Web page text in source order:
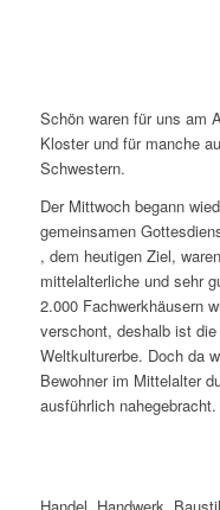
Schön waren für uns am
Kloster und für manche
Schwestern.
Der Mittwoch begann
gemeinsamen
, dem heutigen Ziel,
mittelalterliche und sehr
2.000 Fachwerkhäusern
verschont, deshalb ist
Weltkulturerbe. Doch da
Bewohner im Mittelalter
ausführlich nahegebracht.